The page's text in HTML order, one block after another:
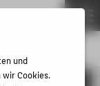
und
Cookies.